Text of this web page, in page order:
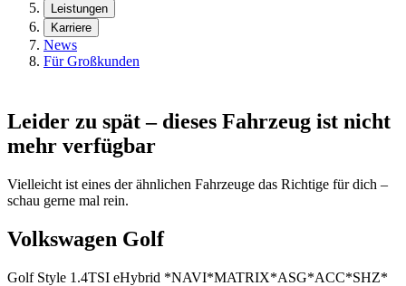
Leistungen
Karriere
News
Für Großkunden
Leider zu spät – dieses Fahrzeug ist nicht
mehr verfügbar
Vielleicht ist eines der ähnlichen Fahrzeuge das Richtige für dich –
schau gerne mal rein.
Volkswagen Golf
Golf Style 1.4TSI eHybrid *NAVI*MATRIX*ASG*ACC*SHZ*